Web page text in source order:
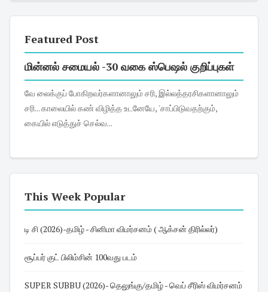
Featured Post
மின்னல் சமையல் -30 வகை ஸ்பெஷல் குறிப்புகள்
வே லைக்குப் போகிறவர்களானாலும் சரி, இல்லத்தரசிகளானாலும்
சரி... காலையில் கண் விழித்த உடனேயே, 'சாப்பிடுவதற்கும்,
கையில் எடுத்துச் செல்வ...
This Week Popular
டி சி (2026)-தமிழ் - சினிமா விமர்சனம் ( ஆக்சன் திரில்லர்)
சூப்பர் குட் பிலிம்சின் 100வது படம்
SUPER SUBBU (2026)- தெலுங்கு/தமிழ் - வெப் சீரிஸ் விமர்சனம்